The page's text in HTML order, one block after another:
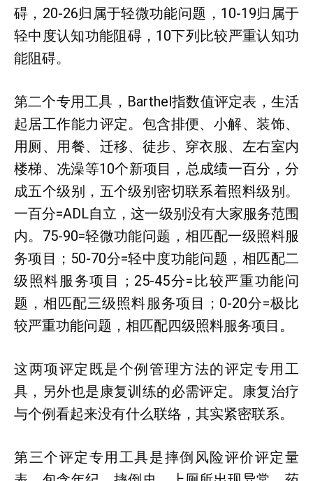
碍，20-26归属于轻微功能问题，10-19归属于
轻中度认知功能阻碍，10下列比较严重认知功
能阻碍。
第二个专用工具，Barthel指数值评定表，生活
起居工作能力评定。包含排便、小解、装饰、
用厕、用餐、迁移、徒步、穿衣服、左右室内
楼梯、冼澡等10个新项目，总成绩一百分，分
成五个级别，五个级别密切联系着照料级别。
一百分=ADL自立，这一级别没有大家服务范围
内。75-90=轻微功能问题，相匹配一级照料服
务项目；50-70分=轻中度功能问题，相匹配二
级照料服务项目；25-45分=比较严重功能问
题，相匹配三级照料服务项目；0-20分=极比
较严重功能问题，相匹配四级照料服务项目。
这两项评定既是个例管理方法的评定专用工
具，另外也是康复训练的必需评定。康复治疗
与个例看起来没有什么联络，其实紧密联系。
第三个评定专用工具是摔倒风险评价评定量